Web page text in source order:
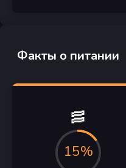
Факты о питании
🥓
15%